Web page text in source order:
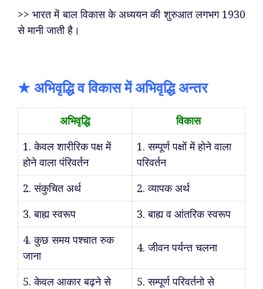
>> भारत में बाल विकास के अध्ययन की शुरुआत लगभग 1930
से मानी जाती है।
★ अभिवृद्धि व विकास में अभिवृद्धि अन्तर
अभिवृद्धि
विकास
1. केवल शारीरिक पक्ष में
होने वाला पंरिवर्तन
1. सम्पूर्ण पक्षों में होने वाला
परिवर्तन
2. संकुचित अर्थ
2. व्यापक अर्थ
3. बाह्य स्वरूप
3. बाह्य व आंतरिक स्वरूप
4. कुछ समय पश्चात रुक
जाना
4. जीवन पर्यन्त चलना
5. केवल आकार बढ़ने से
5. सम्पूर्ण परिवर्तनो से